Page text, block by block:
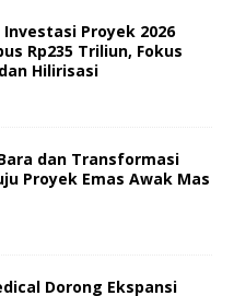
Proyek 2026
Rp235 Triliun, Fokus
Hilirisasi
dan Transformasi
Proyek Emas Awak Mas
Dorong Ekspansi